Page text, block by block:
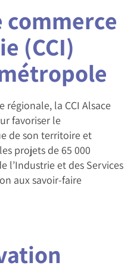
commerce
(CCI)
régionale, la CCI Alsace
favoriser le
de son territoire et
projets de 65 000
l’Industrie et des Services
aux savoir-faire